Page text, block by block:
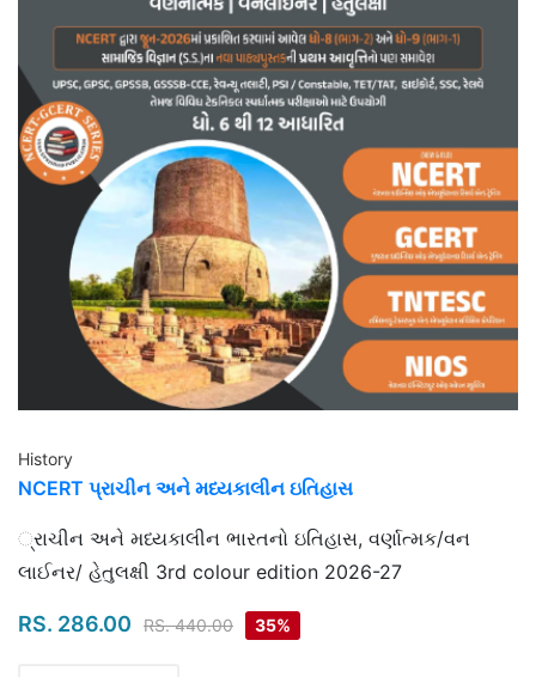
History
NCERT પ્રાચીન અને મધ્યકાલીન ઇતિહાસ
Highlights
્રાચીન અને મધ્યકાલીન ભારતનો ઇતિહાસ, વર્ણાત્મક/વન
લાઈનર/ હેતુલક્ષી 3rd colour edition 2026-27
RS. 286.00 RS. 440.00 35%